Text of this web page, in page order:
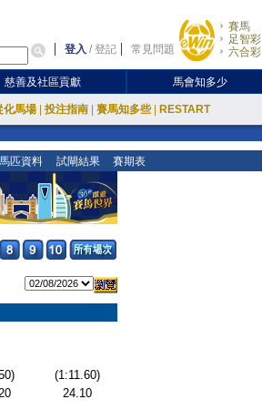
登入 /登記 常見問題
賽馬
足智彩
六合彩
慈善及社區貢獻 馬會知多少
化馬場 投注指南 賽馬知多些 RESTART
馬匹資料 試閘結果 賽期表
(1:11.60)
24.10